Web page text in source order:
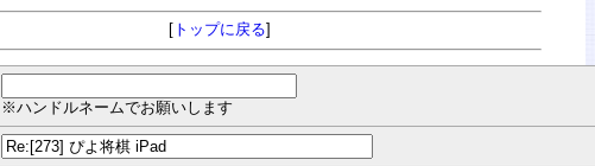
[ トップに戻る]
※ハンドルネームでお願いします